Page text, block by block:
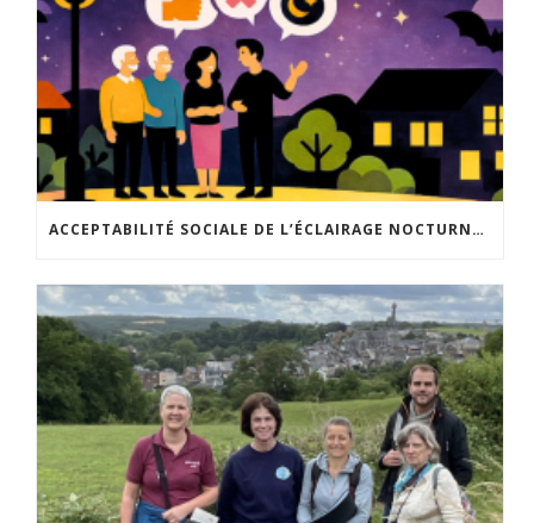
ACCEPTABILITÉ SOCIALE DE L’ÉCLAIRAGE NOCTURNE : LE REPLAY EST DISPONIBLE